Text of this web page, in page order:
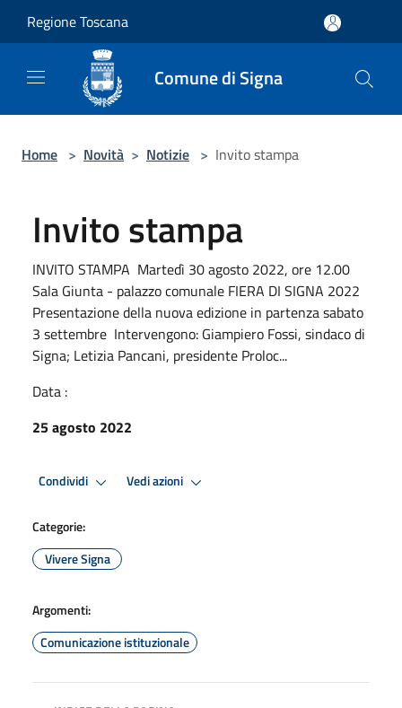
Regione Toscana
Comune di Signa
Home > Novità > Notizie > Invito stampa
Invito stampa
INVITO STAMPA Martedì 30 agosto 2022, ore 12.00
Sala Giunta - palazzo comunale FIERA DI SIGNA 2022
Presentazione della nuova edizione in partenza sabato
3 settembre Intervengono: Giampiero Fossi, sindaco di
Signa; Letizia Pancani, presidente Proloc...
Data :
25 agosto 2022
Condividi Vedi azioni
Categorie:
Vivere Signa
Argomenti:
Comunicazione istituzionale